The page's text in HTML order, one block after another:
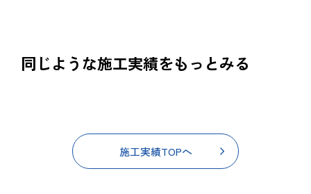
同じような施工実績をもっとみる
施工実績TOPへ